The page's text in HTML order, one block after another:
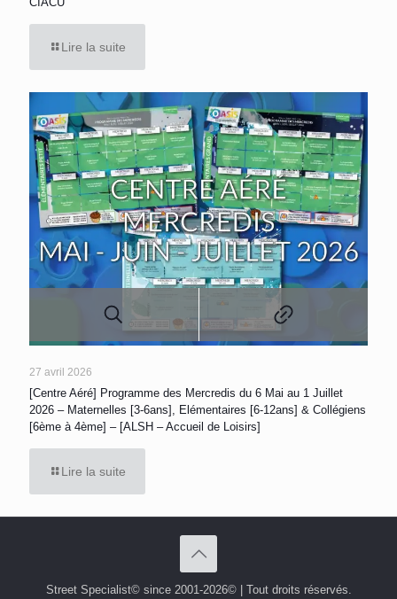
Lire la suite
27 avril 2026
[Centre Aéré] Programme des Mercredis du 6 Mai au 1 Juillet
2026 – Maternelles [3-6ans], Elémentaires [6-12ans] & Collégiens
[6ème à 4ème] – [ALSH – Accueil de Loisirs]
Lire la suite
Street Specialist© since 2001-2026© | Tout droits réservés.